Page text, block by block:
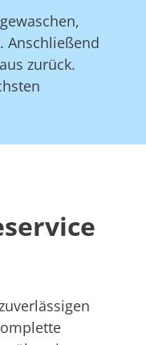
Anschließend
zurück.